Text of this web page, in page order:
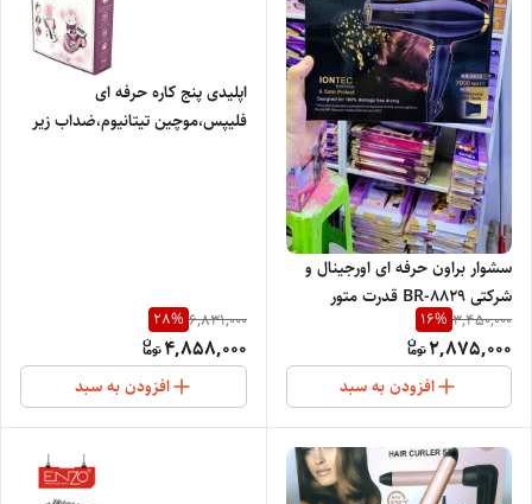
سشوار براون حرفه ای اورجینال و
شرکتی BR-8829 قدرت متور
5000وات المنت سرامیکی با روکش
یونی مورد استفاده ارایشگاه و
3,450,000
16%
2,875,000
افزودن به سبد
اپلیدی پنج کاره حرفه ای
فلیپس،موچین تیتانیوم،ضداب زیر
6,831,000
28%
4,858,000
افزودن به سبد